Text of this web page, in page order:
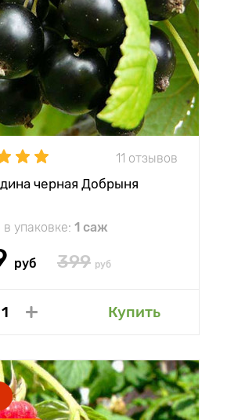
11 отзывов
черная Добрыня
упаковке: 1 саж
руб 399 руб
Купить